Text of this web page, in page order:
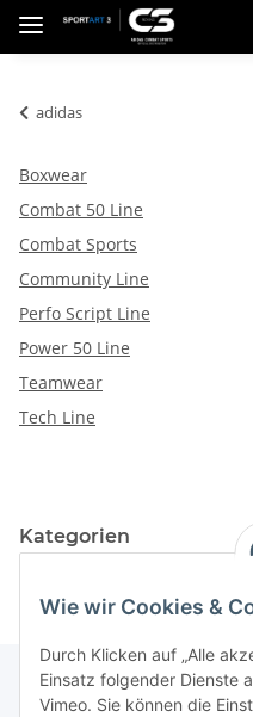
adidas
Boxwear
Combat 50 Line
Combat Sports
Community Line
Perfo Script Line
Power 50 Line
Teamwear
Tech Line
Kategorien
Wie wir Cookies &
Durch Klicken auf „Alle
Einsatz folgender Dienste
Vimeo. Sie können die